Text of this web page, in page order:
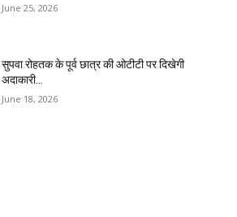
June 25, 2026
सुपवा रोहतक के पूर्व छात्र की ओटीटी पर दिखेगी
अदाकारी…
June 18, 2026